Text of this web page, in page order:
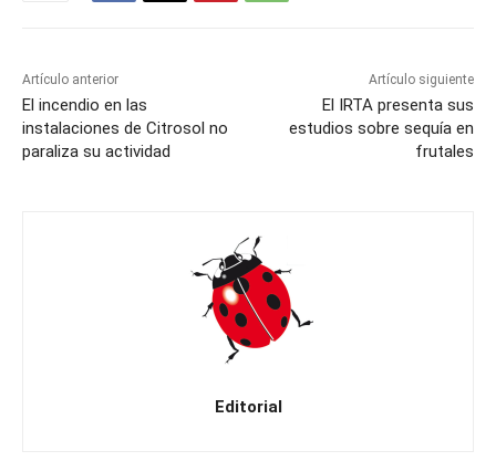
Artículo anterior
El incendio en las
instalaciones de Citrosol no
paraliza su actividad
Artículo siguiente
El IRTA presenta sus
estudios sobre sequía en
frutales
Editorial